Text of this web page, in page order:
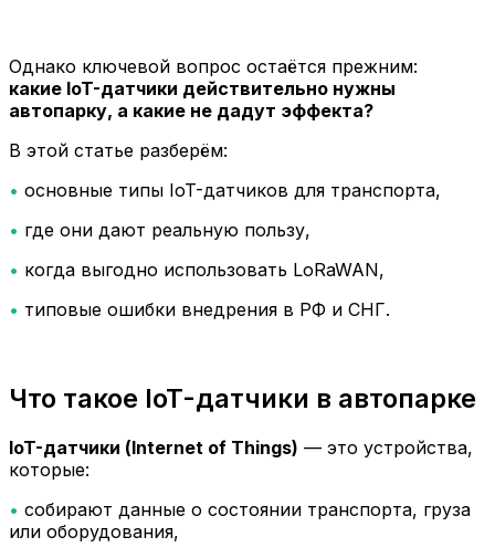
Однако ключевой вопрос остаётся прежним:
какие IoT-датчики действительно нужны
автопарку, а какие не дадут эффекта?
В этой статье разберём:
• основные типы IoT-датчиков для транспорта,
• где они дают реальную пользу,
• когда выгодно использовать LoRaWAN,
• типовые ошибки внедрения в РФ и СНГ.
Что такое IoT-датчики в автопарке
IoT-датчики (Internet of Things) — это устройства,
которые:
• собирают данные о состоянии транспорта, груза
или оборудования,